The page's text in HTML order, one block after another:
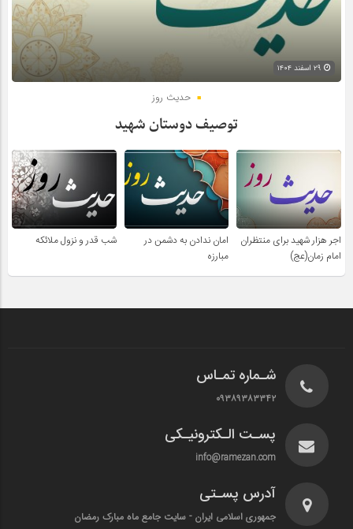
حدیث روز
توصیف دوستان شهید
اجر هزار شهید برای منتظران
امام زمان(عج)
امان ندادن به دشمن در
مبارزه
شب قدر و نزول ملائکه
شـماره تمـاس
۰۹۳۸۹۳۸۳۳۴۲
پسـت الـکترونیـکی
info@ramezan.com
آدرس پسـتی
جمهوری اسلامی ایران - سایت جامع ماه مبارک رمضان